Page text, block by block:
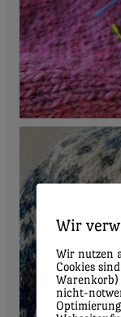
Wir
Wir nutzen
Cookies
nicht-